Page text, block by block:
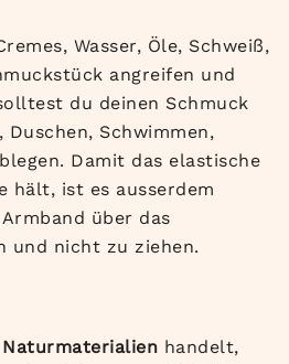
Wasser, Öle, Schweiß,
angreifen und
du deinen Schmuck
Duschen, Schwimmen,
Damit das elastische
hält, ist es ausserdem
über das
und nicht zu ziehen.
handelt,